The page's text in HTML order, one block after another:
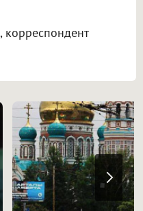
, корреспондент